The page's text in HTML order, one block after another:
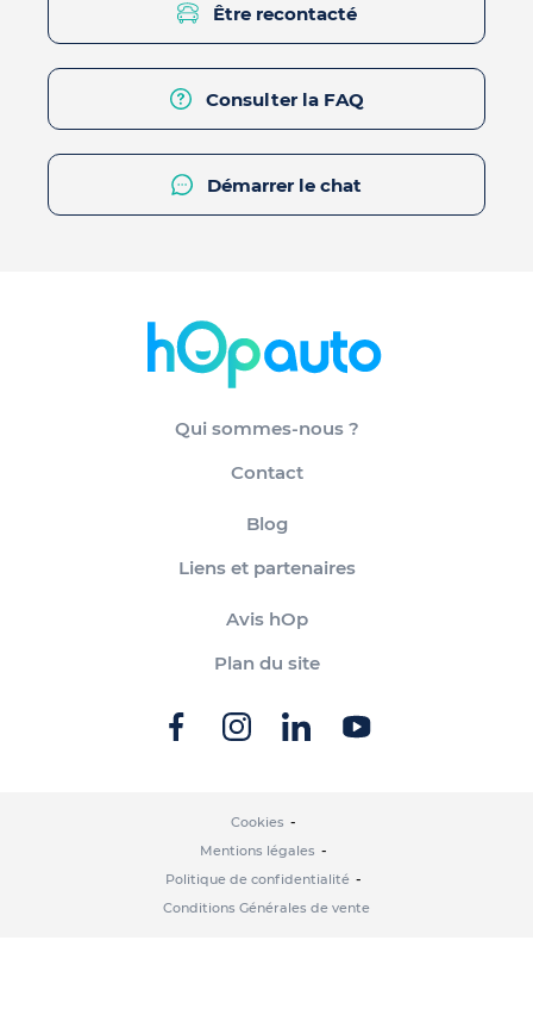
Être recontacté
Consulter la FAQ
Démarrer le chat
Qui sommes-nous ?
Contact
Blog
Liens et partenaires
Avis hOp
Plan du site
Cookies
Mentions légales
Politique de confidentialité
Conditions Générales de vente